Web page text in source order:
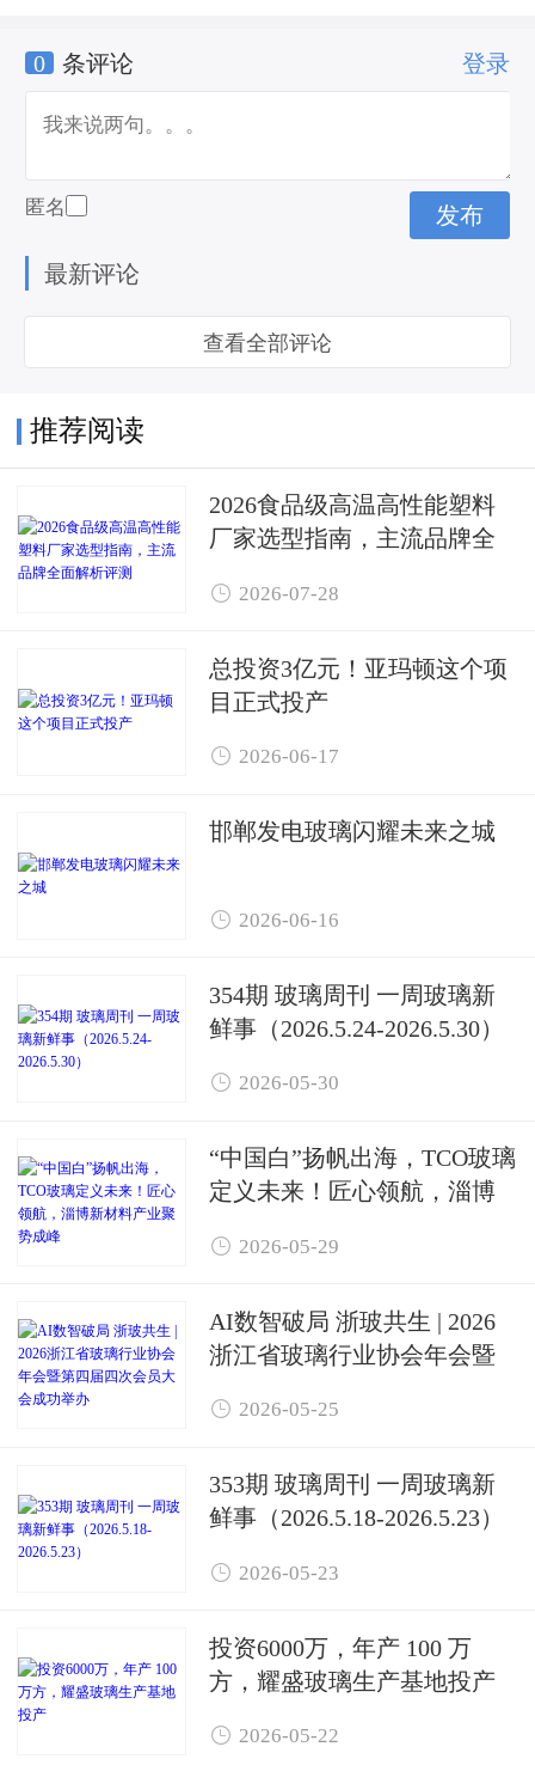
现状 我国房地产行业现状
0 条评论 登录
匿名
最新评论
查看全部评论
推荐阅读
2026食品级高温高性能塑料
厂家选型指南，主流品牌全
 2026-07-28
总投资3亿元！亚玛顿这个项
目正式投产
 2026-06-17
邯郸发电玻璃闪耀未来之城
 2026-06-16
354期 玻璃周刊 一周玻璃新
鲜事（2026.5.24-2026.5.30）
 2026-05-30
“中国白”扬帆出海，TCO玻璃
定义未来！匠心领航，淄博
 2026-05-29
AI数智破局 浙玻共生 | 2026
浙江省玻璃行业协会年会暨
办
 2026-05-25
353期 玻璃周刊 一周玻璃新
鲜事（2026.5.18-2026.5.23）
 2026-05-23
投资6000万，年产 100 万
方，耀盛玻璃生产基地投产
 2026-05-22